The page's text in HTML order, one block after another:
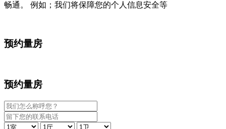
畅通。 例如；我们将保障您的个人信息安全等
预约量房
预约量房